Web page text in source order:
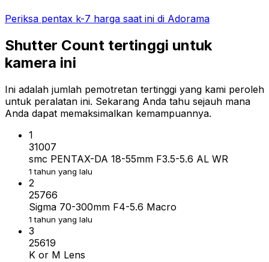
Periksa pentax k-7 harga saat ini di Adorama
Shutter Count tertinggi untuk
kamera ini
Ini adalah jumlah pemotretan tertinggi yang kami peroleh
untuk peralatan ini. Sekarang Anda tahu sejauh mana
Anda dapat memaksimalkan kemampuannya.
1
31007
smc PENTAX-DA 18-55mm F3.5-5.6 AL WR
1 tahun yang lalu
2
25766
Sigma 70-300mm F4-5.6 Macro
1 tahun yang lalu
3
25619
K or M Lens